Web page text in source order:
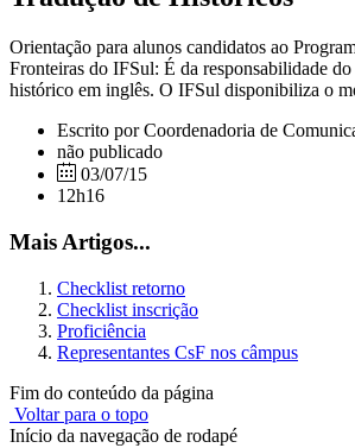
Orientação para alunos candidatos ao
Fronteiras do IFSul: É da responsabilidade
histórico em inglês. O IFSul disponibiliza o
Escrito por Coordenadoria de
não publicado
03/07/15
12h16
Mais Artigos...
Checklist retorno
Checklist inscrição
Proficiência
Representantes CsF nos câmpus
Fim do conteúdo da página
Voltar para o topo
Início da navegação de rodapé